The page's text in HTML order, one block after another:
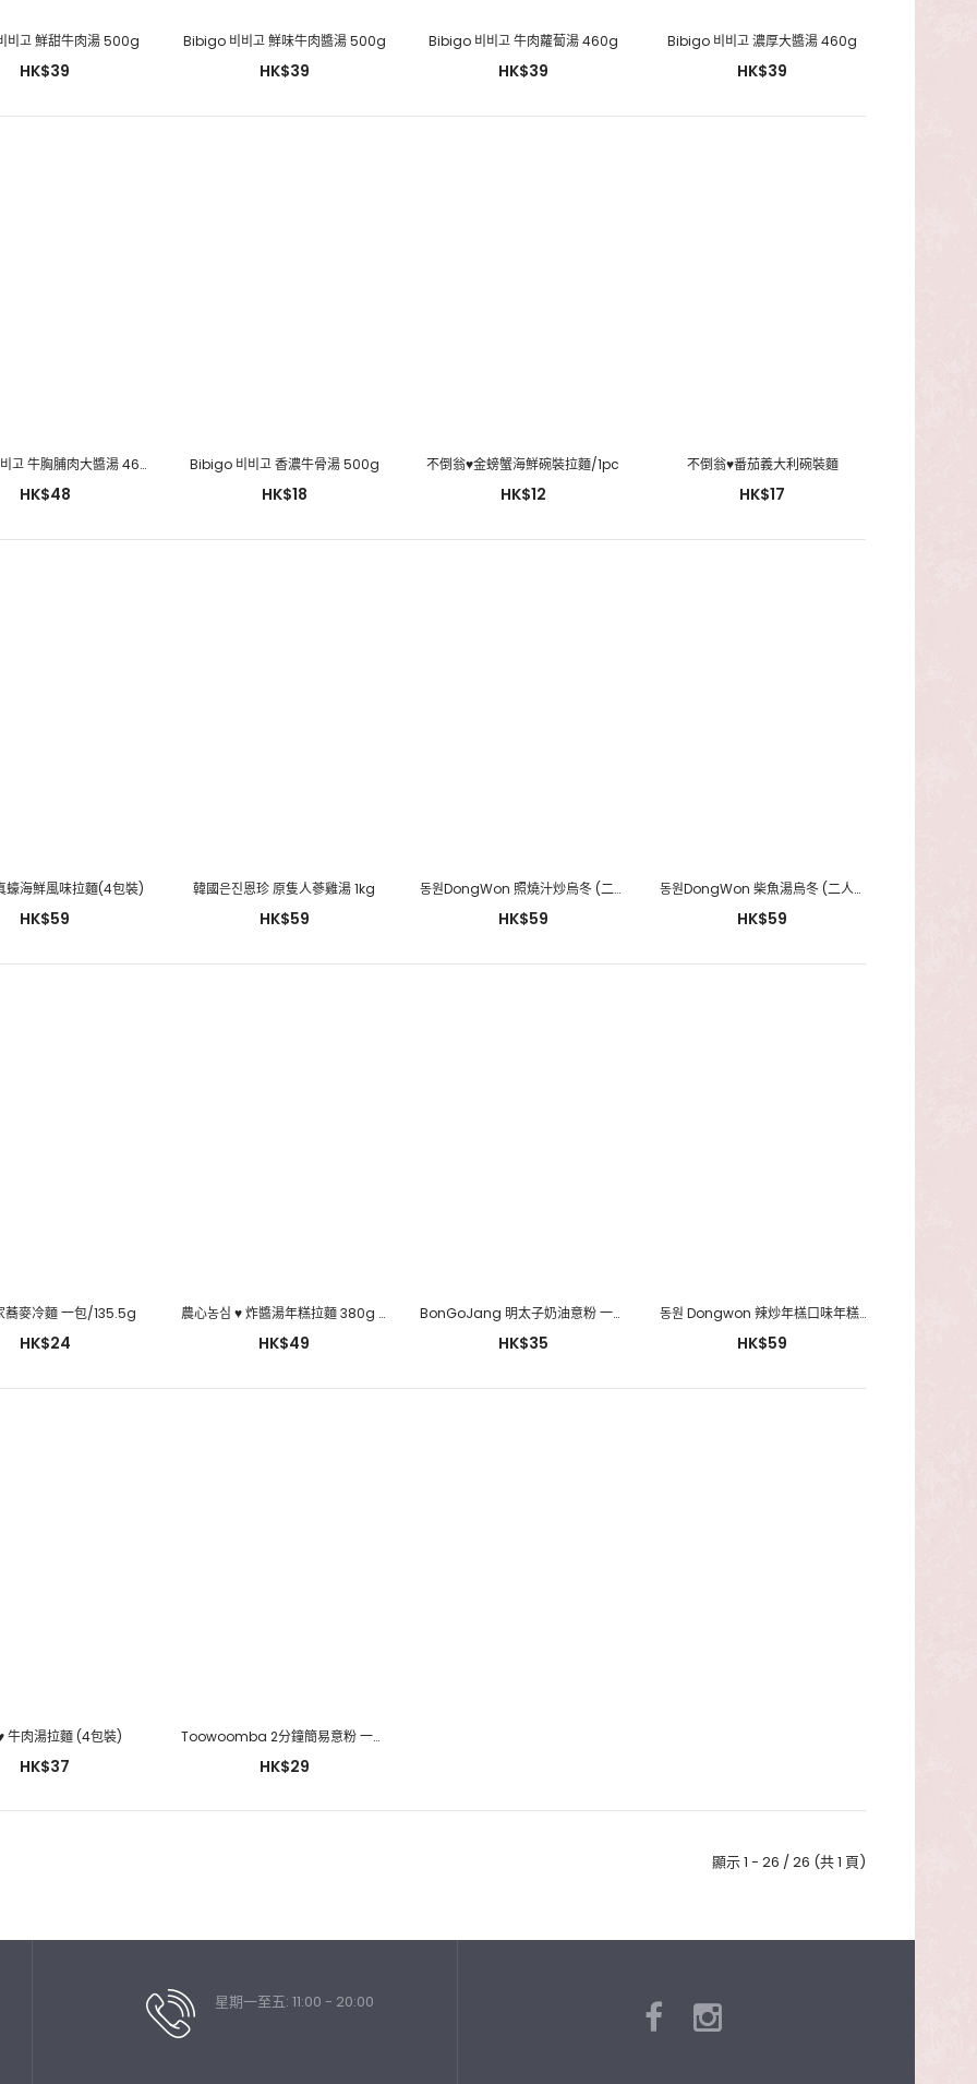
Bibigo 비비고 嫩豆腐泡菜湯
Bibigo 비비고 鮮甜牛肉湯
500g
비고 鮮甜牛肉湯 500g
HK$39
Bibigo 비비고 鮮味牛肉醬湯 500g
HK$39
Bibigo 비비고 牛肉蘿蔔湯 460g
HK$39
Bibigo 비비고 濃厚大醬湯 460g
HK$39
Bibigo 비비고 牛胸脯肉大醬湯 460g
HK$48
Bibigo 비비고 香濃牛骨湯 500g
HK$18
不倒翁♥金螃蟹海鮮碗裝拉麵/1pc
HK$12
不倒翁♥番茄義大利碗裝麵
HK$17
蠔海鮮風味拉麵(4包裝)
HK$59
韓國은진恩珍 原隻人蔘雞湯 1kg
HK$59
동원DongWon 照燒汁炒烏冬 (二人份量) 一包/401.6g
HK$59
동원DongWon 柴魚湯烏冬 (二人份量) 一包/385.6g
HK$59
蕎麥冷麵 一包/135.5g
HK$24
農心농심 ♥ 炸醬湯年糕拉麵 380g (二人份量)
HK$49
BonGoJang 明太子奶油意粉 一包/197g
HK$35
동원 Dongwon 辣炒年榚口味年糕即食麵 一包/ 372g (2人份量)
HK$59
牛肉湯拉麵 (4包裝)
HK$37
Toowoomba 2分鐘簡易意粉 一包/ 179.5g
HK$29
顯示 1 - 26 / 26 (共 1 頁)
星期一至五: 11:00 - 20:00